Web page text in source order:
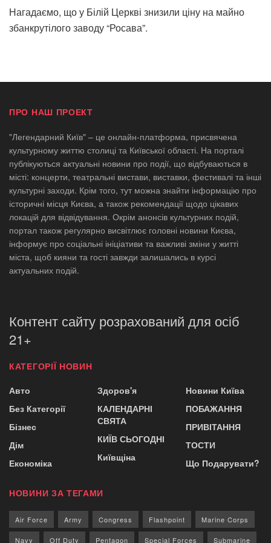
Нагадаємо, що у Білій Церкві знизили ціну на майно
збанкрутілого заводу “Росава”.
ПРО НАШ ПРОЕКТ
"Легендарний Київ" – це онлайн-платформа, присвячена
культурному життю столиці та Київської області. На порталі
публікуються актуальні новини про події, що відбуваються в
місті: концерти, театральні вистави, виставки, фестивалі та інші
культурні заходи. Крім того, тут можна знайти інформацію про
історичні місця Києва, а також рекомендації щодо цікавих
локацій для відвідування. Окрім анонсів культурних подій,
портал також регулярно висвітлює головні новини Києва,
інформує про соціальні ініціативи та важливі зміни у житті
міста, щоб кияни та гості завжди залишались в курсі
актуальних подій.
Контент сайту розрахований для осіб
21+
КАТЕГОРІЇ НОВИН
Авто
Без Категорії
Бізнес
Дім
Економіка
Здоров'я
КАЛЕНДАРНІ
СВЯТА
КИЇВ СЬОГОДНІ
Київщіна
Новини Київа
ПОБАЖАННЯ
ПРИВІТАННЯ
ТОСТИ
Що Подарувати?
НОВИНИ ЗА ТЕГАМИ
Air Force Army Congress Flashpoint Marine Corps
Navy Off Duty Pentagon Special Forces Submarine